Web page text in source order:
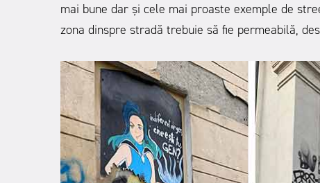
mai bune dar și cele mai proaste exemple de
zona dinspre stradă trebuie să fie permeabilă,